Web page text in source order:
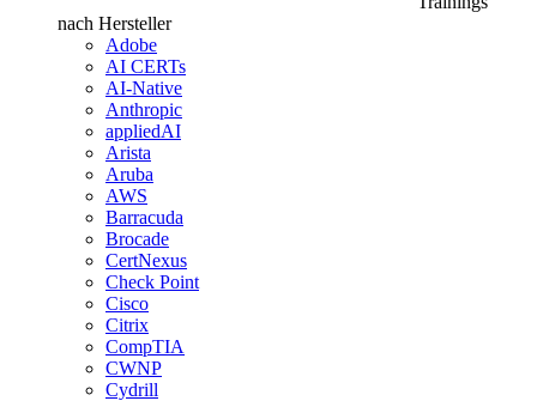
nach Hersteller
Adobe
AI CERTs
AI-Native
Anthropic
appliedAI
Arista
Aruba
AWS
Barracuda
Brocade
CertNexus
Check Point
Cisco
Citrix
CompTIA
CWNP
Cydrill